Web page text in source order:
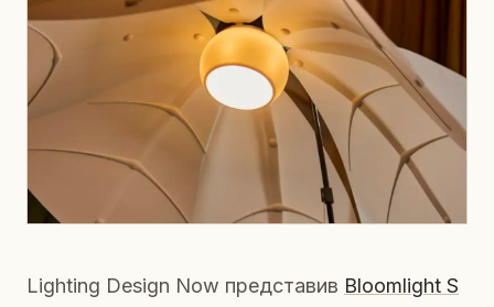
Lighting Design Now представив Bloomlight S